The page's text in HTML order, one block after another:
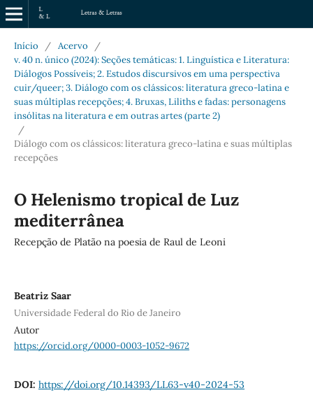
Início / Acervo
/
v. 40 n. único (2024): Seções temáticas: 1. Linguística e Literatura:
Diálogos Possíveis; 2. Estudos discursivos em uma perspectiva
cuir/queer; 3. Diálogo com os clássicos: literatura greco-latina e
suas múltiplas recepções; 4. Bruxas, Liliths e fadas: personagens
insólitas na literatura e em outras artes (parte 2)
/
Diálogo com os clássicos: literatura greco-latina e suas múltiplas
recepções
O Helenismo tropical de Luz
mediterrânea
Recepção de Platão na poesia de Raul de Leoni
Beatriz Saar
Universidade Federal do Rio de Janeiro
Autor
https://orcid.org/0000-0003-1052-9672
DOI: https://doi.org/10.14393/LL63-v40-2024-53